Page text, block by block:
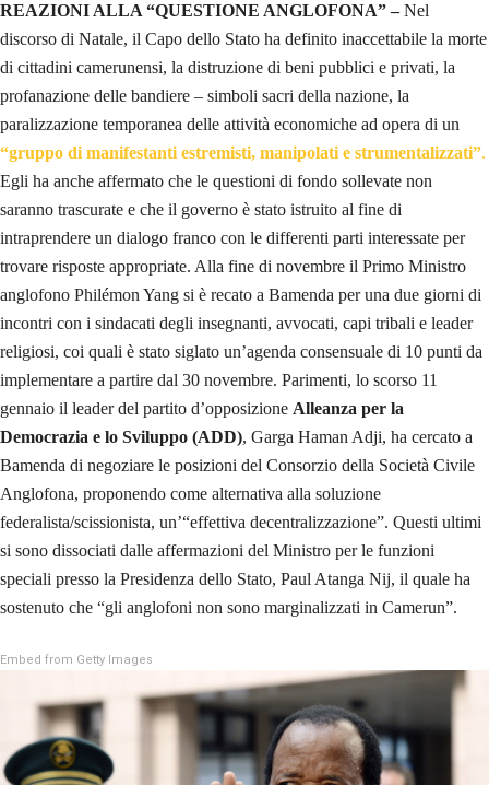
REAZIONI ALLA “QUESTIONE ANGLOFONA” –Nel
discorso di Natale, il Capo dello Stato ha definito inaccettabile la morte
di cittadini camerunensi, la distruzione di beni pubblici e privati, la
profanazione delle bandiere – simboli sacri della nazione, la
paralizzazione temporanea delle attività economiche ad opera di un
“gruppo di manifestanti estremisti, manipolati e strumentalizzati”.
Egli ha anche affermato che le questioni di fondo sollevate non
saranno trascurate e che il governo è stato istruito al fine di
intraprendere un dialogo franco con le differenti parti interessate per
trovare risposte appropriate. Alla fine di novembre il Primo Ministro
anglofono Philémon Yang si è recato a Bamenda per una due giorni di
incontri con i sindacati degli insegnanti, avvocati, capi tribali e leader
religiosi, coi quali è stato siglato un’agenda consensuale di 10 punti da
implementare a partire dal 30 novembre. Parimenti, lo scorso 11
gennaio il leader del partito d’opposizione Alleanza per la
Democrazia e lo Sviluppo (ADD), Garga Haman Adji, ha cercato a
Bamenda di negoziare le posizioni del Consorzio della Società Civile
Anglofona, proponendo come alternativa alla soluzione
federalista/scissionista, un’“effettiva decentralizzazione”. Questi ultimi
si sono dissociati dalle affermazioni del Ministro per le funzioni
speciali presso la Presidenza dello Stato, Paul Atanga Nij, il quale ha
sostenuto che “gli anglofoni non sono marginalizzati in Camerun”.
Embed from Getty Images